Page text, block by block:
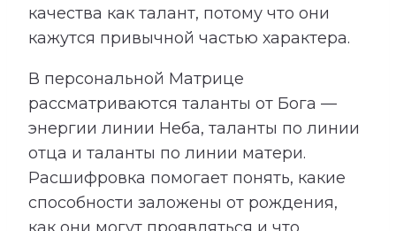
качества как талант, потому что они
кажутся привычной частью характера.
В персональной Матрице
рассматриваются таланты от Бога —
энергии линии Неба, таланты по линии
отца и таланты по линии матери.
Расшифровка помогает понять, какие
способности заложены от рождения,